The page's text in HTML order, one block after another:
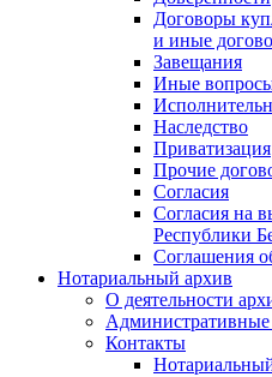
Договоры
и иные
Завещания
Иные
Наследство
Приватизация
Прочие
Согласия
Согласия на
Республики
Соглашения
Нотариальный архив
О деятельности
Контакты